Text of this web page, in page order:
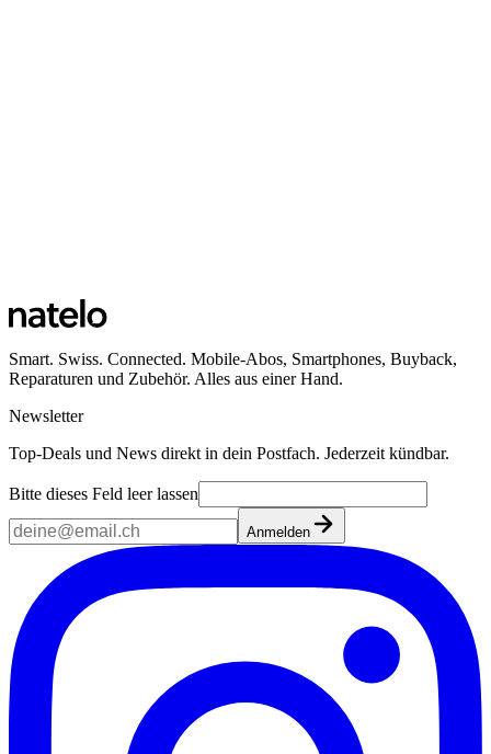
Smart. Swiss. Connected. Mobile-Abos, Smartphones, Buyback,
Reparaturen und Zubehör. Alles aus einer Hand.
Newsletter
Top-Deals und News direkt in dein Postfach. Jederzeit kündbar.
Bitte dieses Feld leer lassen
Anmelden